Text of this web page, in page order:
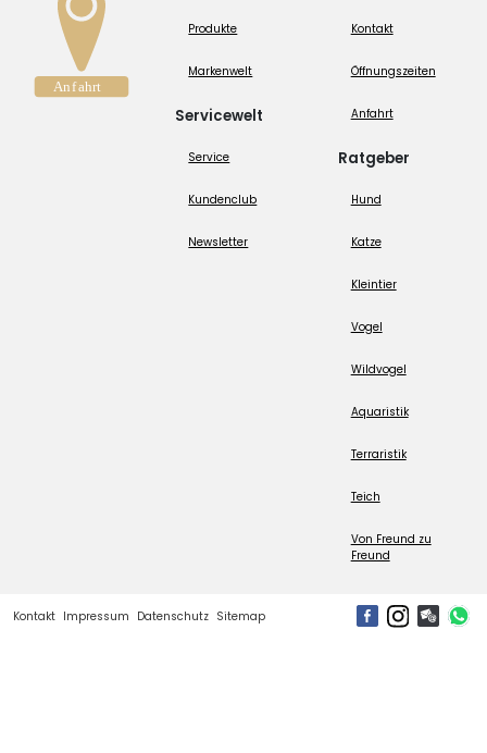
Produkte
Markenwelt
Servicewelt
Service
Kundenclub
Newsletter
Kontakt
Öffnungszeiten
Anfahrt
Ratgeber
Hund
Katze
Kleintier
Vogel
Wildvogel
Aquaristik
Terraristik
Teich
Von Freund zu
Freund
Kontakt Impressum Datenschutz Sitemap